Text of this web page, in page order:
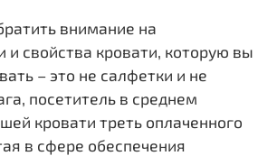
внимание на
и свойства кровати, которую вы
– это не салфетки и не
посетитель в среднем
кровати треть оплаченного
в сфере обеспечения